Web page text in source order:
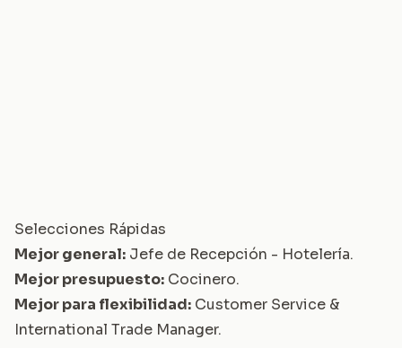
Selecciones Rápidas
Mejor general: Jefe de Recepción - Hotelería.
Mejor presupuesto: Cocinero.
Mejor para flexibilidad: Customer Service &
International Trade Manager.